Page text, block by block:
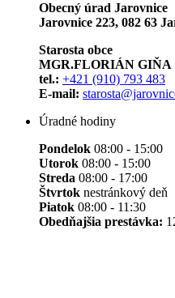
Obecný úrad Jarovnice
Jarovnice 223, 082 63
Starosta obce
MGR.FLORIÁN GIŇA
tel.: +421 (910) 793 483
E-mail:
Úradné hodiny
Pondelok 08:00 - 15:00
Utorok 08:00 - 15:00
Streda 08:00 - 17:00
Štvrtok nestránkový deň
Piatok 08:00 - 11:30
Obedňajšia prestávka: